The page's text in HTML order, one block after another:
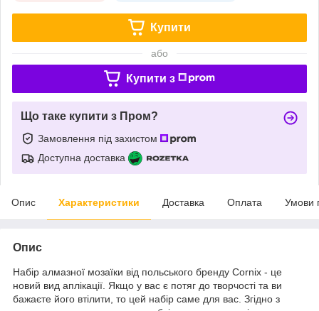
Купити
або
Купити з
Що таке купити з Пром?
Замовлення під захистом
Доступна доставка
Опис Характеристики Доставка Оплата Умови
Опис
Набір алмазної мозаїки від польського бренду Cornix - це
новий вид аплікації. Якщо у вас є потяг до творчості та ви
бажаєте його втілити, то цей набір саме для вас. Згідно з